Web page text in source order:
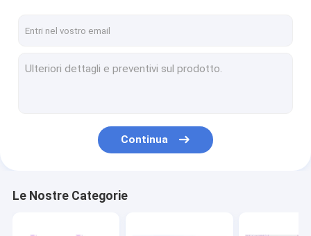
Continua
Le Nostre Categorie